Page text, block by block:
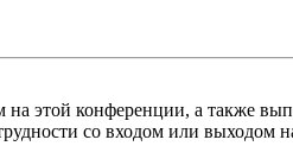
на этой конференции, а также
со входом или выходом